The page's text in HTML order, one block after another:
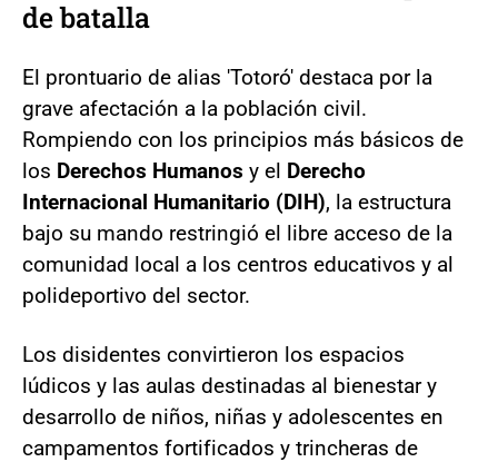
de batalla
El prontuario de alias 'Totoró' destaca por la
grave afectación a la población civil.
Rompiendo con los principios más básicos de
los Derechos Humanos y el Derecho
Internacional Humanitario (DIH), la estructura
bajo su mando restringió el libre acceso de la
comunidad local a los centros educativos y al
polideportivo del sector.
Los disidentes convirtieron los espacios
lúdicos y las aulas destinadas al bienestar y
desarrollo de niños, niñas y adolescentes en
campamentos fortificados y trincheras de